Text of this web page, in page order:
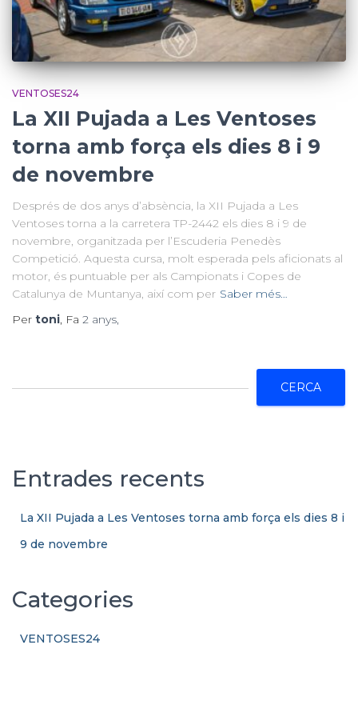
VENTOSES24
La XII Pujada a Les Ventoses
torna amb força els dies 8 i 9
de novembre
Després de dos anys d’absència, la XII Pujada a Les
Ventoses torna a la carretera TP-2442 els dies 8 i 9 de
novembre, organitzada per l’Escuderia Penedès
Competició. Aquesta cursa, molt esperada pels aficionats al
motor, és puntuable per als Campionats i Copes de
Catalunya de Muntanya, així com per Saber més…
Per toni, Fa 2 anys,
e
CERCA
Entrades recents
La XII Pujada a Les Ventoses torna amb força els dies 8 i
9 de novembre
Categories
VENTOSES24